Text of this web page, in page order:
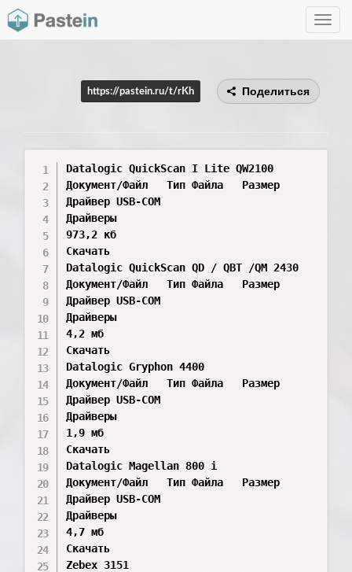
Toggle
https://pastein.ru/t/rKh Поделиться
Datalogic QuickScan I Lite QW2100
Документ/Файл	Тип Файла	Размер
Драйвер USB-COM
Драйверы
973,2 кб
Скачать
Datalogic QuickScan QD / QBT /QM 2430
Документ/Файл	Тип Файла	Размер
Драйвер USB-COM
Драйверы
4,2 мб
Скачать
Datalogic Gryphon 4400
Документ/Файл	Тип Файла	Размер
Драйвер USB-COM
Драйверы
1,9 мб
Скачать
Datalogic Magellan 800 i
Документ/Файл	Тип Файла	Размер
Драйвер USB-COM
Драйверы
4,7 мб
Скачать
Zebex 3151